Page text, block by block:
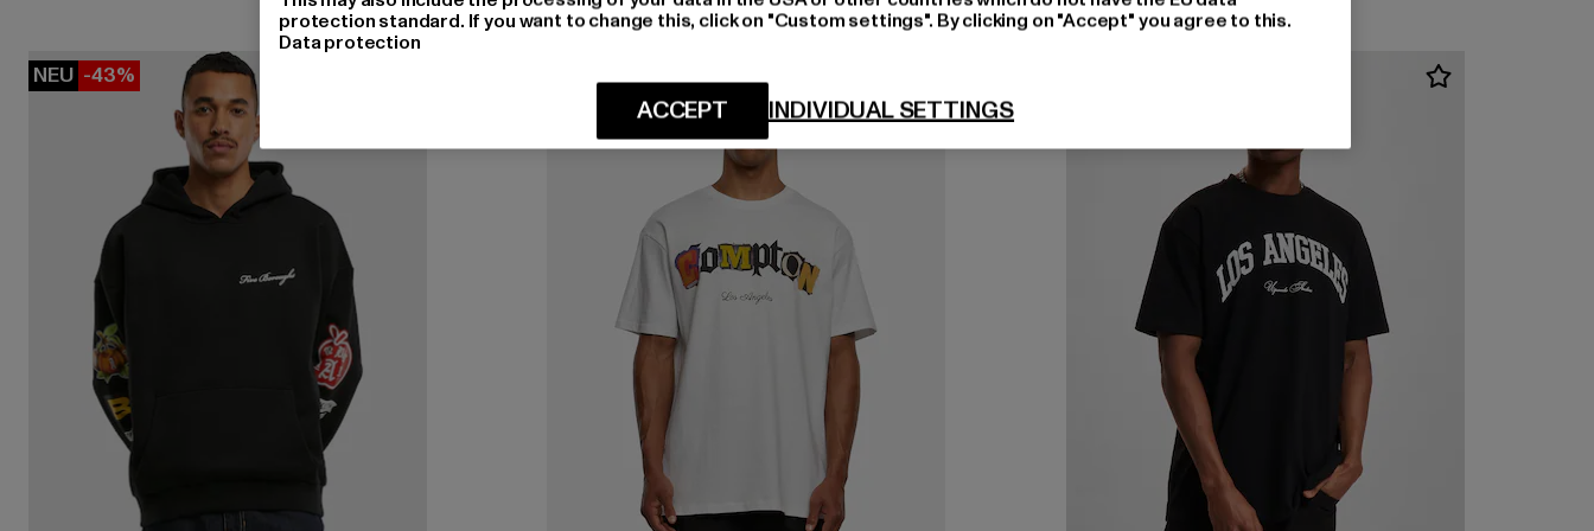
NEU -43%
protection standard. If you want to change this, click on "Custom settings". By clicking on "Accept" you agree to this.
Data protection
INDIVIDUAL SETTINGS
ACCEPT